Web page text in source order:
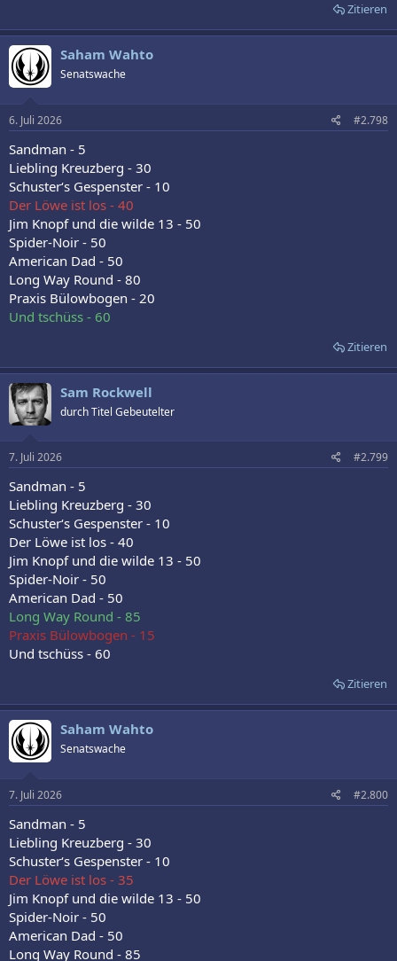
Zitieren
Saham Wahto
Senatswache
6. Juli 2026 #2.798
Sandman - 5
Liebling Kreuzberg - 30
Schuster‘s Gespenster - 10
Der Löwe ist los - 40
Jim Knopf und die wilde 13 - 50
Spider-Noir - 50
American Dad - 50
Long Way Round - 80
Praxis Bülowbogen - 20
Und tschüss - 60
Zitieren
Sam Rockwell
durch Titel Gebeutelter
7. Juli 2026 #2.799
Sandman - 5
Liebling Kreuzberg - 30
Schuster‘s Gespenster - 10
Der Löwe ist los - 40
Jim Knopf und die wilde 13 - 50
Spider-Noir - 50
American Dad - 50
Long Way Round - 85
Praxis Bülowbogen - 15
Und tschüss - 60
Zitieren
Saham Wahto
Senatswache
7. Juli 2026 #2.800
Sandman - 5
Liebling Kreuzberg - 30
Schuster‘s Gespenster - 10
Der Löwe ist los - 35
Jim Knopf und die wilde 13 - 50
Spider-Noir - 50
American Dad - 50
Long Way Round - 85